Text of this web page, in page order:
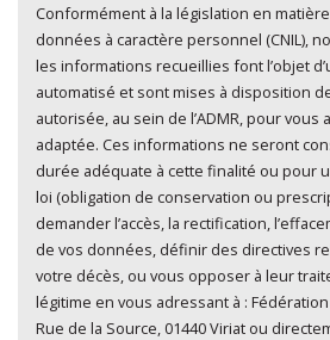
En cliquant sur "Envoyer", je
mes données à caractère
Conformément à la législation en
données à caractère personnel (CNIL),
les informations recueillies font l’objet
automatisé et sont mises à disposition de toute personne
autorisée, au sein de l’ADMR, pour
adaptée. Ces informations ne seront
durée adéquate à cette finalité ou pour
loi (obligation de conservation ou
demander l’accès, la rectification,
de vos données, définir des directives
votre décès, ou vous opposer à leur
légitime en vous adressant à : Fédération
Rue de la Source, 01440 Viriat ou